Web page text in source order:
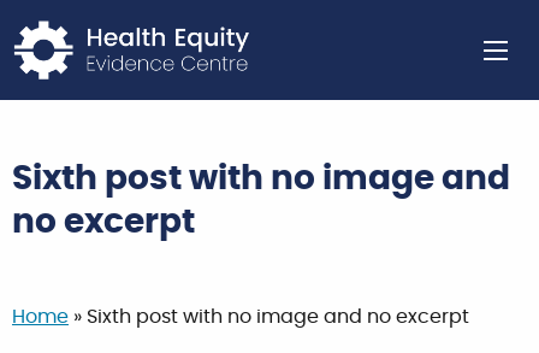
Sixth post with no image and
no excerpt
Home » Sixth post with no image and no excerpt